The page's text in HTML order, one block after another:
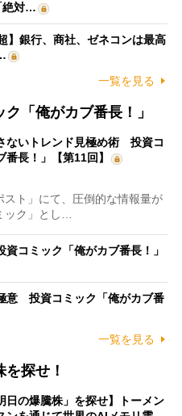
絶対…
】銀行、商社、ゼネコンは最高
一覧を見る
「俺がカブ番長！」
ないトレンド見極め術 投資コ
番長！」【第11回】
ト」にて、圧倒的な情報量が
ック」とし…
コミック「俺がカブ番長！」
意 投資コミック「俺がカブ番
一覧を見る
探せ！
日の爆騰株」を探せ】トーメン